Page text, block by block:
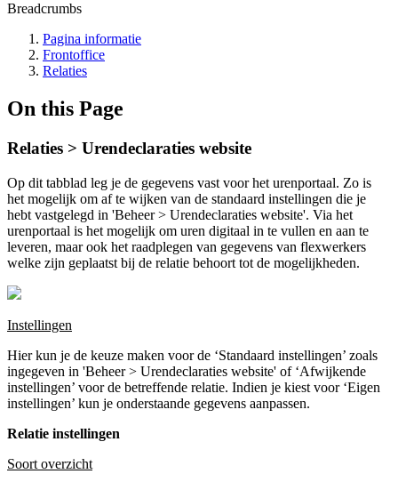
Breadcrumbs
Pagina informatie
Frontoffice
Relaties
On this Page
Relaties > Urendeclaraties website
Op dit tabblad leg je de gegevens vast voor het urenportaal. Zo is
het mogelijk om af te wijken van de standaard instellingen die je
hebt vastgelegd in 'Beheer > Urendeclaraties website'. Via het
urenportaal is het mogelijk om uren digitaal in te vullen en aan te
leveren, maar ook het raadplegen van gegevens van flexwerkers
welke zijn geplaatst bij de relatie behoort tot de mogelijkheden.
Instellingen
Hier kun je de keuze maken voor de ‘Standaard instellingen’ zoals
ingegeven in 'Beheer > Urendeclaraties website' of ‘Afwijkende
instellingen’ voor de betreffende relatie. Indien je kiest voor ‘Eigen
instellingen’ kun je onderstaande gegevens aanpassen.
Relatie instellingen
Soort overzicht